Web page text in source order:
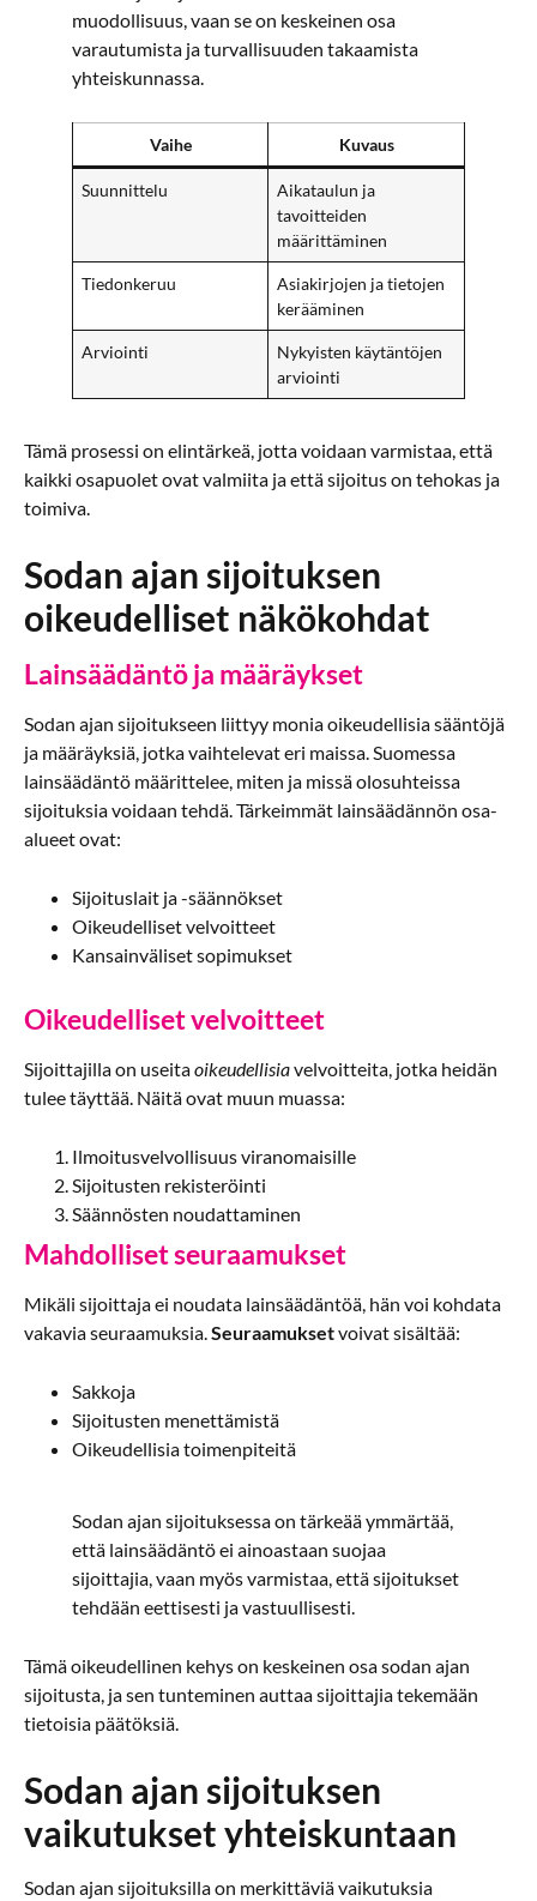
muodollisuus, vaan se on keskeinen osa
varautumista ja turvallisuuden takaamista
yhteiskunnassa.
Vaihe Kuvaus
Suunnittelu
Aikataulun ja
tavoitteiden
määrittäminen
Tiedonkeruu
Asiakirjojen ja tietojen
kerääminen
Arviointi
Nykyisten käytäntöjen
arviointi
Tämä prosessi on elintärkeä, jotta voidaan varmistaa, että
kaikki osapuolet ovat valmiita ja että sijoitus on tehokas ja
toimiva.
Sodan ajan sijoituksen
oikeudelliset näkökohdat
Lainsäädäntö ja määräykset
Sodan ajan sijoitukseen liittyy monia oikeudellisia sääntöjä
ja määräyksiä, jotka vaihtelevat eri maissa. Suomessa
lainsäädäntö määrittelee, miten ja missä olosuhteissa
sijoituksia voidaan tehdä. Tärkeimmät lainsäädännön osa-
alueet ovat:
Sijoituslait ja -säännökset
Oikeudelliset velvoitteet
Kansainväliset sopimukset
Oikeudelliset velvoitteet
Sijoittajilla on useitaoikeudellisiavelvoitteita, jotka heidän
tulee täyttää. Näitä ovat muun muassa:
Ilmoitusvelvollisuus viranomaisille
Sijoitusten rekisteröinti
Säännösten noudattaminen
Mahdolliset seuraamukset
Mikäli sijoittaja ei noudata lainsäädäntöä, hän voi kohdata
vakavia seuraamuksia.Seuraamuksetvoivat sisältää:
Sakkoja
Sijoitusten menettämistä
Oikeudellisia toimenpiteitä
Sodan ajan sijoituksessa on tärkeää ymmärtää,
että lainsäädäntö ei ainoastaan suojaa
sijoittajia, vaan myös varmistaa, että sijoitukset
tehdään eettisesti ja vastuullisesti.
Tämä oikeudellinen kehys on keskeinen osa sodan ajan
sijoitusta, ja sen tunteminen auttaa sijoittajia tekemään
tietoisia päätöksiä.
Sodan ajan sijoituksen
vaikutukset yhteiskuntaan
Sodan ajan sijoituksilla on merkittäviä vaikutuksia